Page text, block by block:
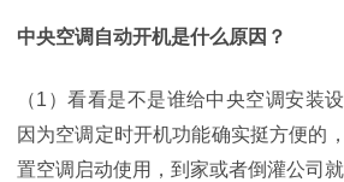
中央空调自动开机是什么原因？
（1）看看是不是谁给中央空调安装
因为空调定时开机功能确实挺方便的
置空调启动使用，到家或者倒灌公司